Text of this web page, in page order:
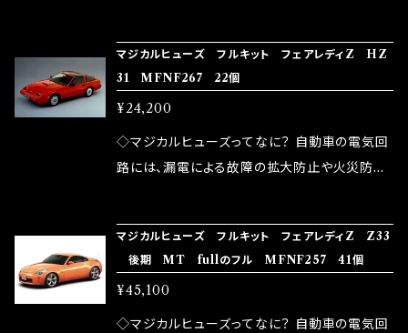
など、これらの効果は、タウンユースだけでなく、
モータースポーツシーンでの実証実験の上、 製
品化を果たしております。
ズが、マジカルヒューズになります。 ◇マジカル
ヒューズの効果 マジカルヒューズは放電防止効
果・接触抵抗低減効果により、このような効果を
発揮します。 ・アクセルレスポンスの向上 ・アイ
ドリング安定化（静粛性UP） ・ターボ車のターボ
など、これらの効果は、タウンユースだけでなく、
モータースポーツシーンでの実証実験の上、 製
品化を果たしております。
路として、各回路への電力供給を行っています。
しかし、ヒューズには拭い去れない欠点があり
ます。 1.溶接回路であるため、配線と比較し抵抗
が大きい。 2.金属部分が露出している為、空気
中に漏電してしまう。 3.金属プレートが接触する
ズが、マジカルヒューズになります。 ◇マジカル
ヒューズの効果 マジカルヒューズは放電防止効
果・接触抵抗低減効果により、このような効果を
発揮します。 ・アクセルレスポンスの向上 ・アイ
マジカルヒューズ フルキット フェアレディZ HZ
31 MFNF267 22個
¥24,200
◇マジカルヒューズってなに？ 自動車の電気回
路には、漏電による故障の拡大防止や火災防止
路として、各回路への電力供給を行っています。
しかし、ヒューズには拭い去れない欠点があり
ます。 1.溶接回路であるため、配線と比較し抵抗
が大きい。 2.金属部分が露出している為、空気
マジカルヒューズ フルキット フェアレディZ Z33
後期 MT fullのフル MFNF257 41個
¥45,100
◇マジカルヒューズってなに？ 自動車の電気回